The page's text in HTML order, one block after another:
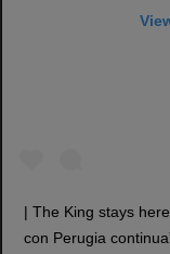
| The King stays
con Perugia